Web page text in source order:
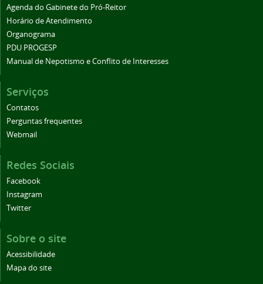
Agenda do Gabinete do Pró-Reitor
Horário de Atendimento
Organograma
PDU PROGESP
Manual de Nepotismo e Conflito de Interesses
Serviços
Contatos
Perguntas frequentes
Webmail
Redes Sociais
Facebook
Instagram
Twitter
Sobre o site
Acessibilidade
Mapa do site